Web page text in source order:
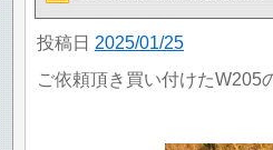
投稿日 2025/01/25
ご依頼頂き買い付けたW205